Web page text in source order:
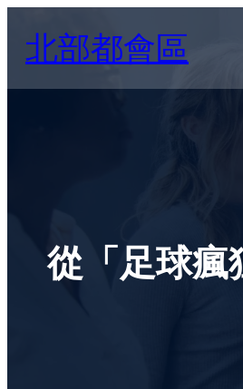
content
北部都會區
從「足球瘋